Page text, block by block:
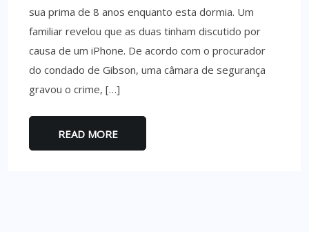
sua prima de 8 anos enquanto esta dormia. Um
familiar revelou que as duas tinham discutido por
causa de um iPhone. De acordo com o procurador
do condado de Gibson, uma câmara de segurança
gravou o crime, […]
READ MORE